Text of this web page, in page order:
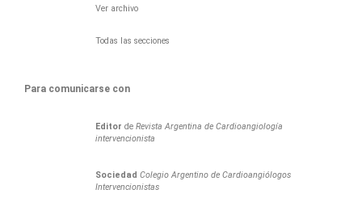
Ver archivo
Todas las secciones
Para comunicarse con
Editor deRevista Argentina de Cardioangiología
intervencionista
Sociedad Colegio Argentino de Cardioangiólogos
Intervencionistas